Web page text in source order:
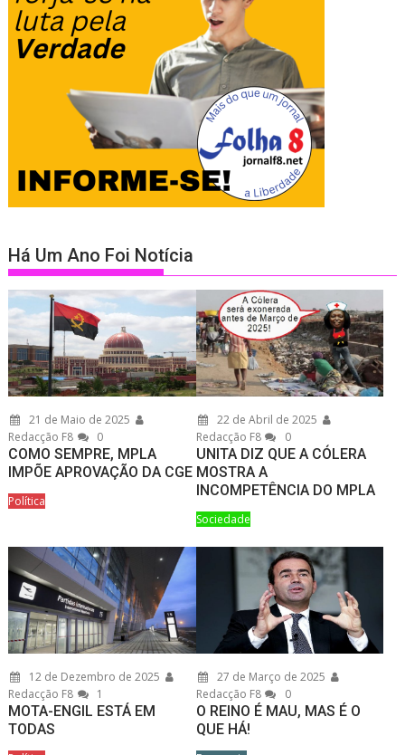
Há Um Ano Foi Notícia
21 de Maio de 2025
Redacção F8
0
COMO SEMPRE, MPLA
IMPÕE APROVAÇÃO DA CGE
Política
22 de Abril de 2025
Redacção F8
0
UNITA DIZ QUE A CÓLERA
MOSTRA A
INCOMPETÊNCIA DO MPLA
Sociedade
12 de Dezembro de 2025
Redacção F8
1
MOTA-ENGIL ESTÁ EM
TODAS
27 de Março de 2025
Redacção F8
0
O REINO É MAU, MAS É O
QUE HÁ!